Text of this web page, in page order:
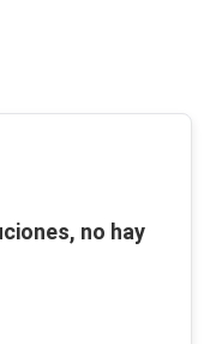
no hay